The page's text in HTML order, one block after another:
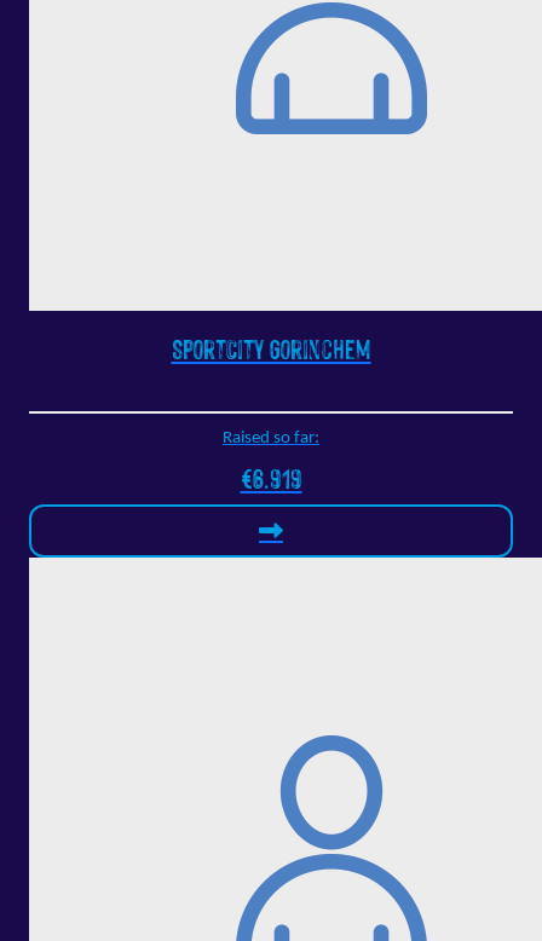
SportCity Gorinchem
Raised so far:
€6.919